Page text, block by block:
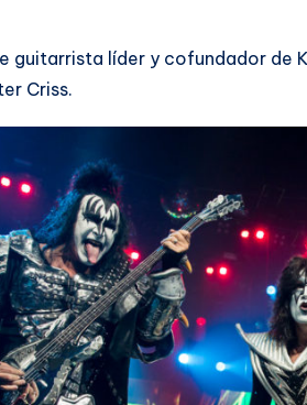
guitarrista líder y cofundador de
Criss.